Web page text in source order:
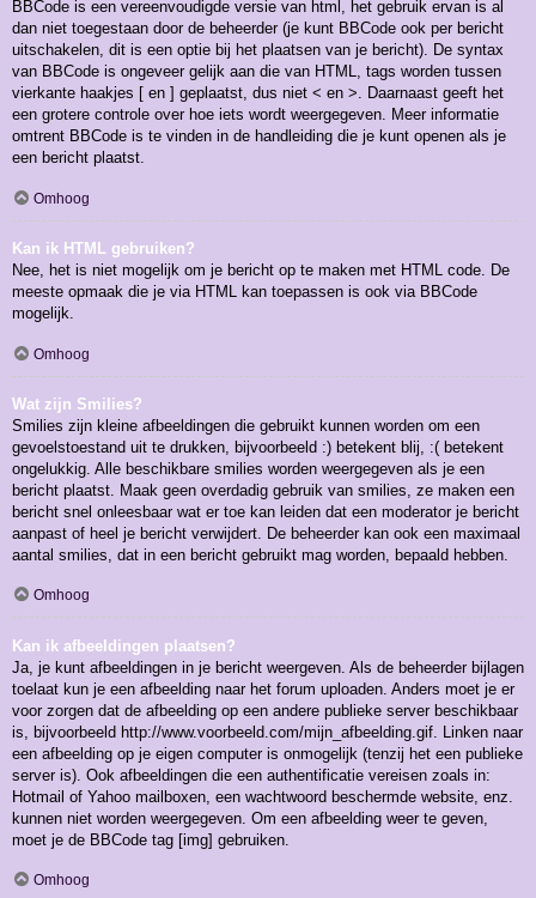
BBCode is een vereenvoudigde versie van html, het gebruik ervan is al
dan niet toegestaan door de beheerder (je kunt BBCode ook per bericht
uitschakelen, dit is een optie bij het plaatsen van je bericht). De syntax
van BBCode is ongeveer gelijk aan die van HTML, tags worden tussen
vierkante haakjes [ en ] geplaatst, dus niet < en >. Daarnaast geeft het
een grotere controle over hoe iets wordt weergegeven. Meer informatie
omtrent BBCode is te vinden in de handleiding die je kunt openen als je
een bericht plaatst.
Omhoog
Kan ik HTML gebruiken?
Nee, het is niet mogelijk om je bericht op te maken met HTML code. De
meeste opmaak die je via HTML kan toepassen is ook via BBCode
mogelijk.
Omhoog
Wat zijn Smilies?
Smilies zijn kleine afbeeldingen die gebruikt kunnen worden om een
gevoelstoestand uit te drukken, bijvoorbeeld :) betekent blij, :( betekent
ongelukkig. Alle beschikbare smilies worden weergegeven als je een
bericht plaatst. Maak geen overdadig gebruik van smilies, ze maken een
bericht snel onleesbaar wat er toe kan leiden dat een moderator je bericht
aanpast of heel je bericht verwijdert. De beheerder kan ook een maximaal
aantal smilies, dat in een bericht gebruikt mag worden, bepaald hebben.
Omhoog
Kan ik afbeeldingen plaatsen?
Ja, je kunt afbeeldingen in je bericht weergeven. Als de beheerder bijlagen
toelaat kun je een afbeelding naar het forum uploaden. Anders moet je er
voor zorgen dat de afbeelding op een andere publieke server beschikbaar
is, bijvoorbeeld http://www.voorbeeld.com/mijn_afbeelding.gif. Linken naar
een afbeelding op je eigen computer is onmogelijk (tenzij het een publieke
server is). Ook afbeeldingen die een authentificatie vereisen zoals in:
Hotmail of Yahoo mailboxen, een wachtwoord beschermde website, enz.
kunnen niet worden weergegeven. Om een afbeelding weer te geven,
moet je de BBCode tag [img] gebruiken.
Omhoog